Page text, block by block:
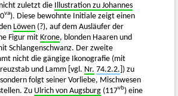
zuletzt die Illustration zu Johannes
va). Diese bewohnte Initiale zeigt einen
Löwen (?), auf dem Ausläufer der
Figur mitKrone, blonden Haaren und
Schlangenschwanz. Der zweite
nicht die gängige Ikonografie (mit
und Lamm [vgl. Nr. 74.2.2. ]) zu
folgt seiner Vorliebe, Mischwesen
Zu Ulrich von Augsburg (117vb) eine